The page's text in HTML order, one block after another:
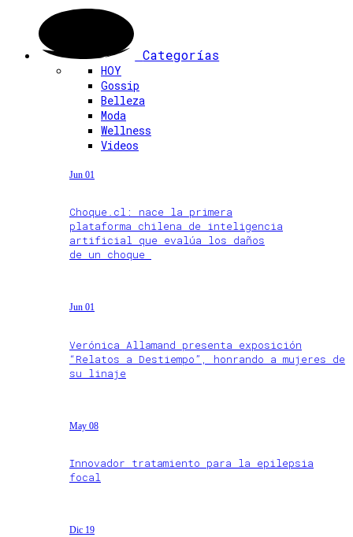
Categorías
HOY
Gossip
Belleza
Moda
Wellness
Videos
Jun 01
Choque.cl: nace la primera
plataforma chilena de inteligencia
artificial que evalúa los daños
de un choque
Jun 01
Verónica Allamand presenta exposición
“Relatos a Destiempo”, honrando a mujeres de
su linaje
May 08
Innovador tratamiento para la epilepsia
focal
Dic 19